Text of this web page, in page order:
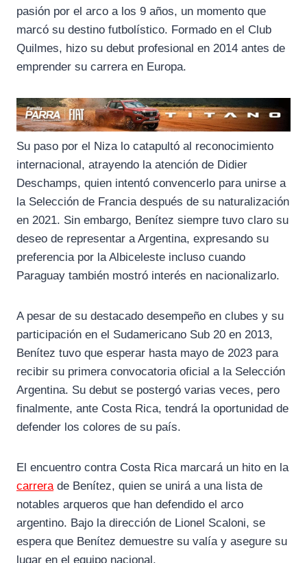
pasión por el arco a los 9 años, un momento que
marcó su destino futbolístico. Formado en el Club
Quilmes, hizo su debut profesional en 2014 antes de
emprender su carrera en Europa.
Su paso por el Niza lo catapultó al reconocimiento
internacional, atrayendo la atención de Didier
Deschamps, quien intentó convencerlo para unirse a
la Selección de Francia después de su naturalización
en 2021. Sin embargo, Benítez siempre tuvo claro su
deseo de representar a Argentina, expresando su
preferencia por la Albiceleste incluso cuando
Paraguay también mostró interés en nacionalizarlo.
A pesar de su destacado desempeño en clubes y su
participación en el Sudamericano Sub 20 en 2013,
Benítez tuvo que esperar hasta mayo de 2023 para
recibir su primera convocatoria oficial a la Selección
Argentina. Su debut se postergó varias veces, pero
finalmente, ante Costa Rica, tendrá la oportunidad de
defender los colores de su país.
El encuentro contra Costa Rica marcará un hito en la
carrerade Benítez, quien se unirá a una lista de
notables arqueros que han defendido el arco
argentino. Bajo la dirección de Lionel Scaloni, se
espera que Benítez demuestre su valía y asegure su
lugar en el equipo nacional.